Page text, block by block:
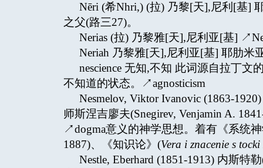
Nēri (希Nhri,) (拉) 乃黎[天],尼利[基]
之父(路三27)。
Nerias (拉) 乃黎雅[天],尼利亚[基]
Neriah 乃黎雅[天],尼利亚[基] 耶肋米
nescience 无知,不知 此词源自拉丁文
不知道的状态。↗agnosticism
Nesmelov, Viktor Ivanovic (1863-
师斯涅吉廖夫(Snegirev, Venjamin A.
↗dogma意义的神学思想。着有《系统
1887)、《知识论》(Vera i znacenie s
Nestle, Eberhard (1851-1913) 内斯